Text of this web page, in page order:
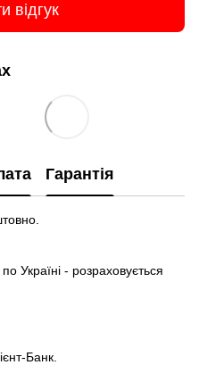
відгук
Гарантія
Україні - розраховується
Банк.